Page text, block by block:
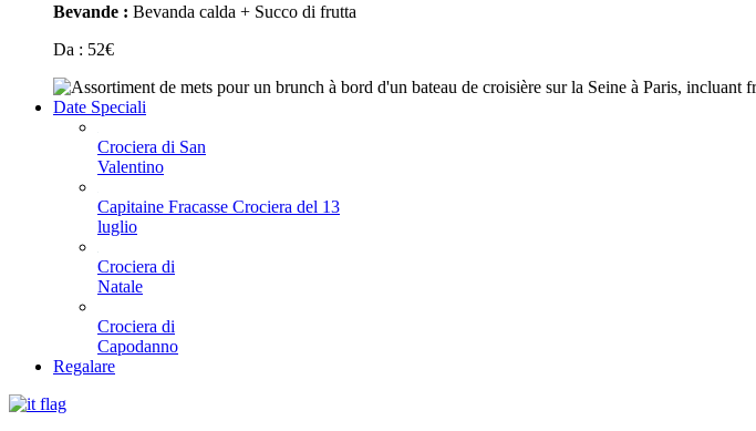
Bevande : Bevanda calda + Succo di frutta
Da : 52€
Date Speciali
Crociera di San
Valentino
Capitaine Fracasse Crociera del 13
luglio
Crociera di
Natale
Crociera di
Capodanno
Regalare